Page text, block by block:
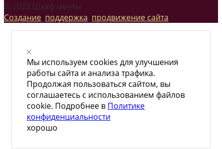
© 2023 Шкаф мечты
Создание, поддержка, продвижение сайта
Мы используем cookies для улучшения
работы сайта и анализа трафика.
Продолжая пользоваться сайтом, вы
соглашаетесь с использованием файлов
cookie. Подробнее в Политике
конфиденциальности
хорошо